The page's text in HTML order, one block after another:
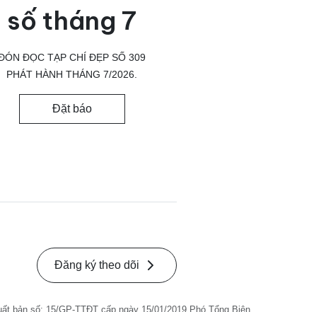
số tháng 7
ĐỌC TẠP CHÍ ĐẸP SỐ 309
PHÁT HÀNH THÁNG 7/2026.
Đặt báo
Đăng ký theo dõi
bản số: 15/GP-TTĐT cấp ngày 15/01/2019 Phó Tổng Biên